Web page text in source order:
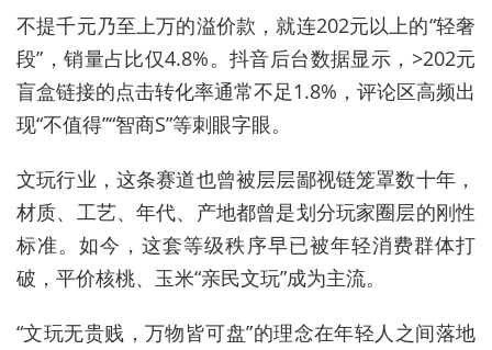
不提千元乃至上万的溢价款，就连202元以上的“轻奢
段”，销量占比仅4.8%。抖音后台数据显示，>202元
盲盒链接的点击转化率通常不足1.8%，评论区高频出
现“不值得”“智商S”等刺眼字眼。
文玩行业，这条赛道也曾被层层鄙视链笼罩数十年，
材质、工艺、年代、产地都曾是划分玩家圈层的刚性
标准。如今，这套等级秩序早已被年轻消费群体打
破，平价核桃、玉米“亲民文玩”成为主流。
“文玩无贵贱，万物皆可盘”的理念在年轻人之间落地